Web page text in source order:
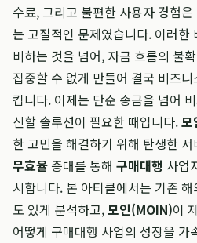
수료, 그리고 불편한 사용자 경험
는 고질적인 문제였습니다. 이러한
비하는 것을 넘어, 자금 흐름의 불
집중할 수 없게 만들어 결국 비즈
킵니다. 이제는 단순 송금을 넘어
신할 솔루션이 필요한 때입니다.모
한 고민을 해결하기 위해 탄생한
무효율 증대를 통해 구매대행 사업
시합니다. 본 아티클에서는 기존
도 있게 분석하고,모인(MOIN)이
어떻게 구매대행 사업의 성장을 가